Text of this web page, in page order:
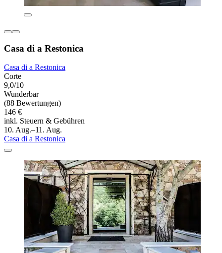
Casa di a Restonica
Casa di a Restonica
Corte
9,0/10
Wunderbar
(88 Bewertungen)
146 €
inkl. Steuern & Gebühren
10. Aug.–11. Aug.
Casa di a Restonica